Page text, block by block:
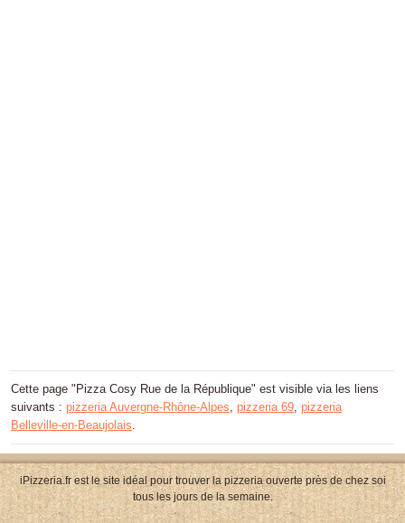
Cette page "Pizza Cosy Rue de la République" est visible via les liens
suivants : pizzeria Auvergne-Rhône-Alpes pizzeria 69 pizzeria
Belleville-en-Beaujolais
iPizzeria.fr est le site idéal pour trouver la pizzeria ouverte près de chez soi
tous les jours de la semaine.